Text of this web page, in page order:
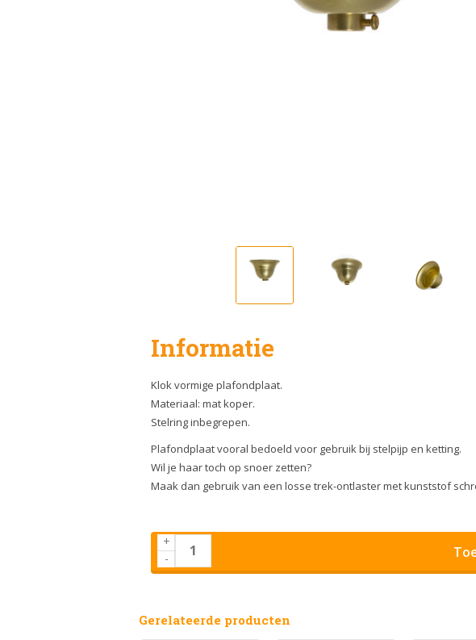
Informatie
Klok vormige plafondplaat.
Materiaal: mat koper.
Stelring inbegrepen.
Plafondplaat vooral bedoeld voor gebruik bij stelpijp en ketting.
Wil je haar toch op snoer zetten?
Maak dan gebruik van een losse trek-ontlaster met kunststof
+
-
Gerelateerde producten